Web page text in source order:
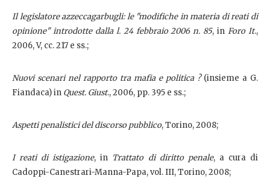
Il legislatore azzeccagarbugli: le "modifiche in materia di reati di
opinione" introdotte dalla l. 24 febbraio 2006 n. 85, inForo It.,
2006, V, cc. 217 e ss.;
Nuovi scenari nel rapporto tra mafia e politica ?(insieme a G.
Fiandaca) in Quest. Giust., 2006, pp. 395 e ss.;
Aspetti penalistici del discorso pubblico, Torino, 2008;
I reati di istigazione, in Trattato di diritto penale, a cura di
Cadoppi-Canestrari-Manna-Papa, vol. III, Torino, 2008;